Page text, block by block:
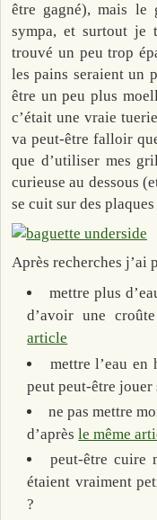
être gagné), mais le
sympa, et surtout je
trouvé un peu trop
les pains seraient un
être un peu plus
c’était une vraie
va peut-être falloir
que d’utiliser mes
curieuse au dessous
se cuit sur des
Après recherches j’ai
mettre plus
d’avoir une
article
mettre l’eau
peut peut-être jouer
ne pas mettre
d’aprèsle même
peut-être cuire
étaient vraiment
?